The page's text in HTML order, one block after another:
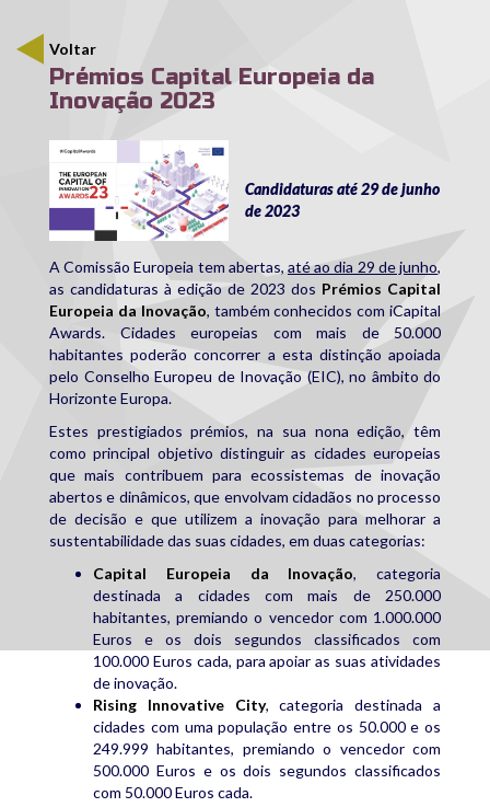
Voltar
Prémios Capital Europeia da
Inovação 2023
2023-icap.jpg
Candidaturas até 29 de junho
de 2023
A Comissão Europeia tem abertas, até ao dia 29 de junho,
as candidaturas à edição de 2023 dos Prémios Capital
Europeia da Inovação, também conhecidos com iCapital
Awards. Cidades europeias com mais de 50.000
habitantes poderão concorrer a esta distinção apoiada
pelo Conselho Europeu de Inovação (EIC), no âmbito do
Horizonte Europa.
Estes prestigiados prémios, na sua nona edição, têm
como principal objetivo distinguir as cidades europeias
que mais contribuem para ecossistemas de inovação
abertos e dinâmicos, que envolvam cidadãos no processo
de decisão e que utilizem a inovação para melhorar a
sustentabilidade das suas cidades, em duas categorias:
Capital Europeia da Inovação, categoria
destinada a cidades com mais de 250.000
habitantes, premiando o vencedor com 1.000.000
Euros e os dois segundos classificados com
100.000 Euros cada, para apoiar as suas atividades
de inovação.
Rising Innovative City, categoria destinada a
cidades com uma população entre os 50.000 e os
249.999 habitantes, premiando o vencedor com
500.000 Euros e os dois segundos classificados
com 50.000 Euros cada.